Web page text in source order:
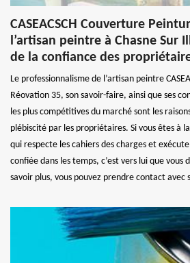
CASEACSCH Couverture
l’artisan peintre à Chasne Sur
de la confiance des
Le professionnalisme de l’artisan peintre
Réovation 35, son savoir-faire, ainsi que ses
les plus compétitives du marché sont les
plébiscité par les propriétaires. Si vous êtes à
qui respecte les cahiers des charges et
confiée dans les temps, c’est vers lui que vous
savoir plus, vous pouvez prendre contact avec